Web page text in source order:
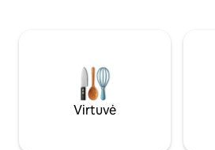
tinklalaidėms ir nedidelės apimties
vaizdo įrašams, nes yra ramioje ir
malonioje aplinkoje.
Virtuvė